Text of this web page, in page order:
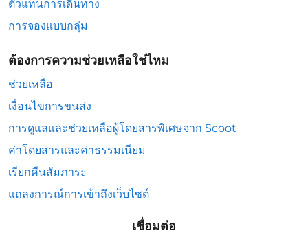
ตัวแทนการเดินทาง
การจองแบบกลุ่ม
ต้องการความช่วยเหลือใช่ไหม
ช่วยเหลือ
เงื่อนไขการขนส่ง
การดูแลและช่วยเหลือผู้โดยสารพิเศษจาก Scoot
ค่าโดยสารและค่าธรรมเนียม
เรียกคืนสัมภาระ
แถลงการณ์การเข้าถึงเว็บไซต์
เชื่อมต่อ